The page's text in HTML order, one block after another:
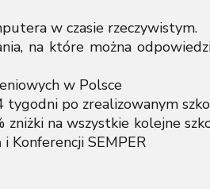
w czasie rzeczywistym.
na które można
w Polsce
po zrealizowanym
na wszystkie kolejne
Konferencji SEMPER